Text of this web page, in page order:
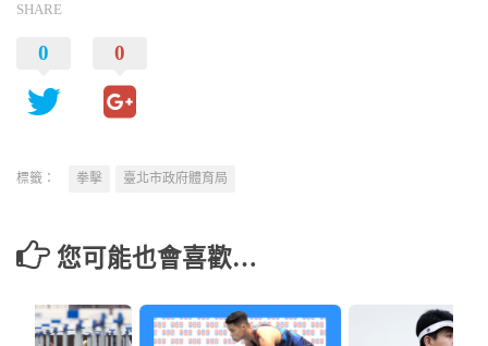
SHARE
0 0
標籤： 拳擊 臺北市政府體育局
您可能也會喜歡…